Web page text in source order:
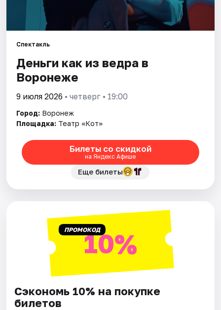
Города
Площадки
Рейтинги
Спектакль
Деньги как из ведра в
Воронеже
9 июля 2026 • четверг • 19:00
Город: Воронеж
Площадка: Театр «Кот»
Билеты со скидкой
на Яндекс Афише
Еще билеты
ПРОМОКОД10%
Сэкономь 10% на покупке
билетов